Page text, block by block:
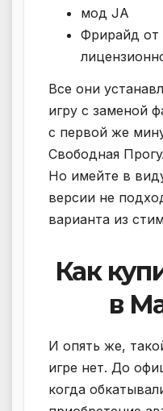
мод JA
Фрирайд от
Все они
игру с заменой
с первой же
Свободная
Но имейте в
версии не
варианта из
Как
в
И опять же,
игре нет. До
когда